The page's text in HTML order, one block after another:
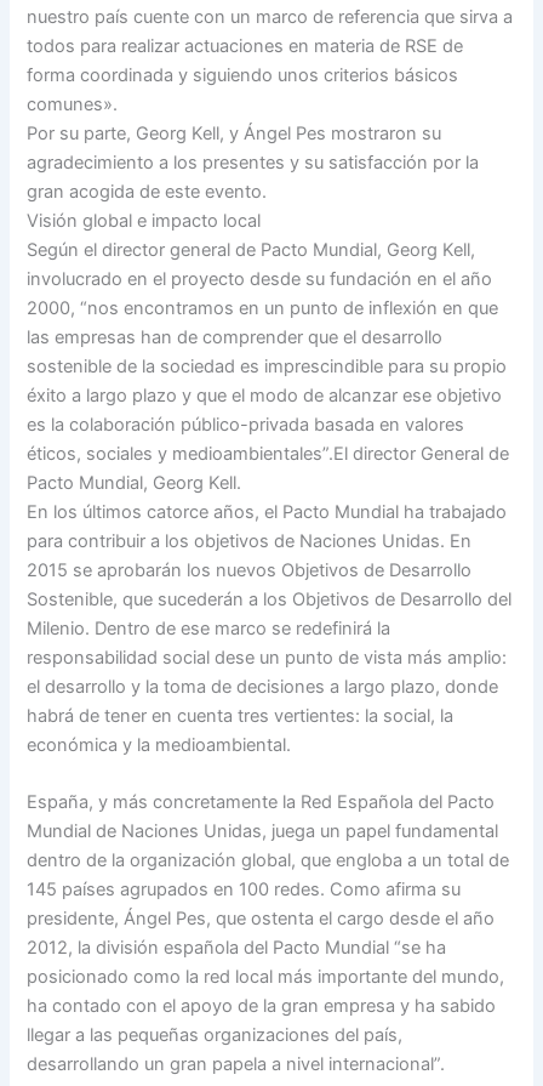
nuestro país cuente con un marco de referencia que sirva a
todos para realizar actuaciones en materia de RSE de
forma coordinada y siguiendo unos criterios básicos
comunes».
Por su parte, Georg Kell, y Ángel Pes mostraron su
agradecimiento a los presentes y su satisfacción por la
gran acogida de este evento.
Visión global e impacto local
Según el director general de Pacto Mundial, Georg Kell,
involucrado en el proyecto desde su fundación en el año
2000, “nos encontramos en un punto de inflexión en que
las empresas han de comprender que el desarrollo
sostenible de la sociedad es imprescindible para su propio
éxito a largo plazo y que el modo de alcanzar ese objetivo
es la colaboración público-privada basada en valores
éticos, sociales y medioambientales”.El director General de
Pacto Mundial, Georg Kell.
En los últimos catorce años, el Pacto Mundial ha trabajado
para contribuir a los objetivos de Naciones Unidas. En
2015 se aprobarán los nuevos Objetivos de Desarrollo
Sostenible, que sucederán a los Objetivos de Desarrollo del
Milenio. Dentro de ese marco se redefinirá la
responsabilidad social dese un punto de vista más amplio:
el desarrollo y la toma de decisiones a largo plazo, donde
habrá de tener en cuenta tres vertientes: la social, la
económica y la medioambiental.
España, y más concretamente la Red Española del Pacto
Mundial de Naciones Unidas, juega un papel fundamental
dentro de la organización global, que engloba a un total de
145 países agrupados en 100 redes. Como afirma su
presidente, Ángel Pes, que ostenta el cargo desde el año
2012, la división española del Pacto Mundial “se ha
posicionado como la red local más importante del mundo,
ha contado con el apoyo de la gran empresa y ha sabido
llegar a las pequeñas organizaciones del país,
desarrollando un gran papela a nivel internacional”.